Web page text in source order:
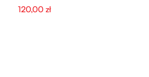
120,00 zł